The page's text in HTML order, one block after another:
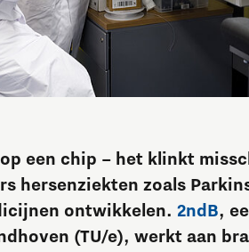
een chip – het klinkt
hersenziekten zoals
ontwikkelen. 2ndB,
(TU/e), werkt aan